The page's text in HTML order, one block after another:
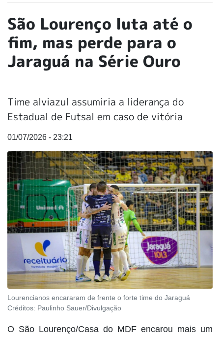
São Lourenço luta até o
fim, mas perde para o
Jaraguá na Série Ouro
Time alviazul assumiria a liderança do
Estadual de Futsal em caso de vitória
01/07/2026 - 23:21
Lourencianos encararam de frente o forte time do Jaraguá
Créditos: Paulinho Sauer/Divulgação
O São Lourenço/Casa do MDF encarou mais um